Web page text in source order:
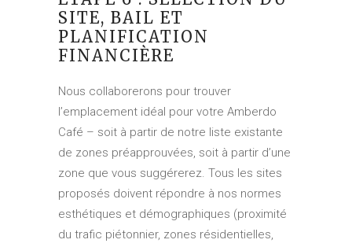
SITE, BAIL ET
PLANIFICATION
FINANCIÈRE
Nous collaborerons pour trouver
l’emplacement idéal pour votre Amberdo
Café – soit à partir de notre liste existante
de zones préapprouvées, soit à partir d’une
zone que vous suggérerez. Tous les sites
proposés doivent répondre à nos normes
esthétiques et démographiques (proximité
du trafic piétonnier, zones résidentielles,